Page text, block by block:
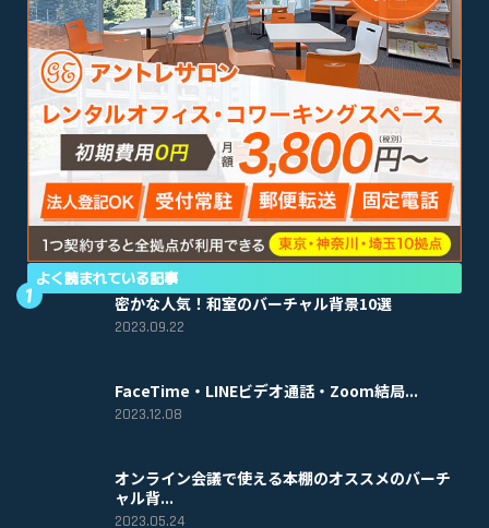
よく読まれている記事
密かな人気！和室のバーチャル背景10選
2023.09.22
FaceTime・LINEビデオ通話・Zoom結局...
2023.12.08
オンライン会議で使える本棚のオススメのバーチ
ャル背...
2023.05.24